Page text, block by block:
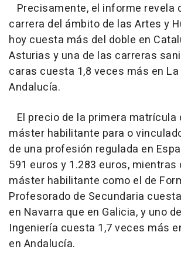
Precisamente, el informe revela
carrera del ámbito de las Artes y
hoy cuesta más del doble en
Asturias y una de las carreras
caras cuesta 1,8 veces más en La
Andalucía.
El precio de la primera matrícula
máster habilitante para o
de una profesión regulada en
591 euros y 1.283 euros,
máster habilitante como el de
Profesorado de Secundaria
en Navarra que en Galicia, y uno
Ingeniería cuesta 1,7 veces más
en Andalucía.